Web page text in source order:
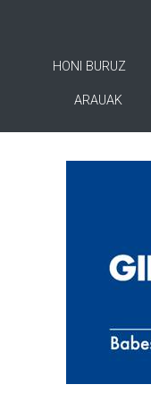
HONI BURUZ
ARAUAK